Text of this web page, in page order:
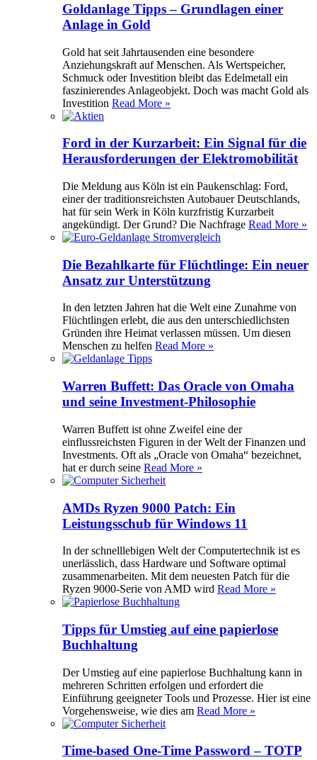
Goldanlage Tipps – Grundlagen einer
Anlage in Gold
Gold hat seit Jahrtausenden eine besondere
Anziehungskraft auf Menschen. Als Wertspeicher,
Schmuck oder Investition bleibt das Edelmetall ein
faszinierendes Anlageobjekt. Doch was macht Gold als
Investition Read More »
Ford in der Kurzarbeit: Ein Signal für die
Herausforderungen der Elektromobilität
Die Meldung aus Köln ist ein Paukenschlag: Ford,
einer der traditionsreichsten Autobauer Deutschlands,
hat für sein Werk in Köln kurzfristig Kurzarbeit
angekündigt. Der Grund? Die Nachfrage Read More »
Die Bezahlkarte für Flüchtlinge: Ein neuer
Ansatz zur Unterstützung
In den letzten Jahren hat die Welt eine Zunahme von
Flüchtlingen erlebt, die aus den unterschiedlichsten
Gründen ihre Heimat verlassen müssen. Um diesen
Menschen zu helfen Read More »
Warren Buffett: Das Oracle von Omaha
und seine Investment-Philosophie
Warren Buffett ist ohne Zweifel eine der
einflussreichsten Figuren in der Welt der Finanzen und
Investments. Oft als „Oracle von Omaha“ bezeichnet,
hat er durch seine Read More »
AMDs Ryzen 9000 Patch: Ein
Leistungsschub für Windows 11
In der schnelllebigen Welt der Computertechnik ist es
unerlässlich, dass Hardware und Software optimal
zusammenarbeiten. Mit dem neuesten Patch für die
Ryzen 9000-Serie von AMD wird Read More »
Tipps für Umstieg auf eine papierlose
Buchhaltung
Der Umstieg auf eine papierlose Buchhaltung kann in
mehreren Schritten erfolgen und erfordert die
Einführung geeigneter Tools und Prozesse. Hier ist eine
Vorgehensweise, wie dies am Read More »
Time-based One-Time Password – TOTP